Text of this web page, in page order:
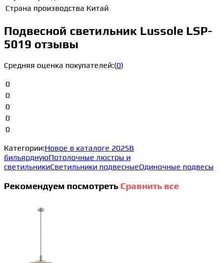
Страна производства Китай
Подвесной светильник Lussole LSP-
5019 отзывы
Средняя оценка покупателей:(0)
0
0
0
0
0
Категории:Новое в каталоге 2025В
бильярднуюПотолочные люстры и
светильникиСветильники подвесныеОдиночные подвесы
Рекомендуем посмотреть Сравнить все